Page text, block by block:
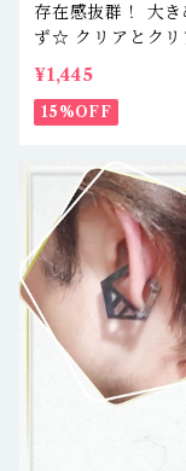
存在感抜群！ 大
ず☆ クリアとクリ
¥1,445
15%OFF